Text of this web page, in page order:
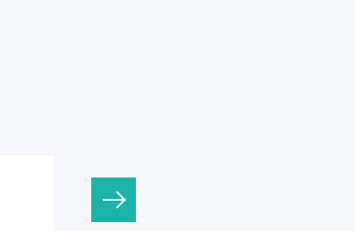
Argel UV-45
Установки УФ обеззараживания